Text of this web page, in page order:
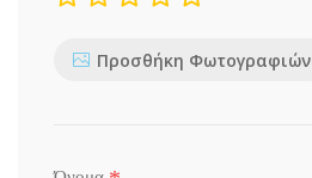
Προσθήκη Φωτογραφιών